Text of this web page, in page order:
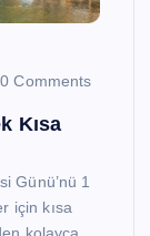
0 Comments
Kısa
Günü’nü 1
için kısa